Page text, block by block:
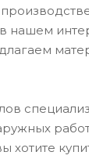
нашем
хотите